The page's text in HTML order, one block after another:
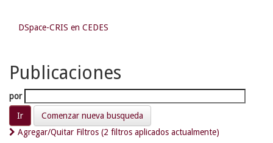
DSpace-CRIS en CEDES
Publicaciones
por
Comenzar nueva busqueda
Agregar/Quitar Filtros (2 filtros aplicados actualmente)